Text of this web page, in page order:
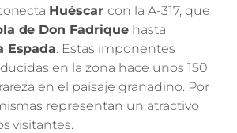
Huéscarcon la A-317, que
de Don Fadrique hasta
Espada. Estas imponentes
en la zona hace unos 150
en el paisaje granadino. Por
representan un atractivo
visitantes.